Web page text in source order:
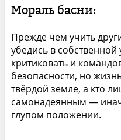
Мораль басни:
Прежде чем учить
убедись в собственной
критиковать и
безопасности, но
твёрдой земле, а кто
самонадеянным —
глупом положении.